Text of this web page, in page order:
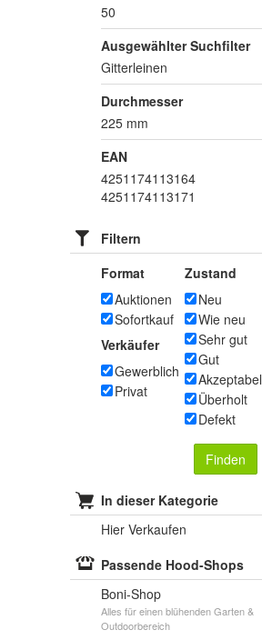
50
Ausgewählter Suchfilter
Gitterleinen
Durchmesser
225 mm
EAN
4251174113164
4251174113171
Filtern
Format
Auktionen
Sofortkauf
Verkäufer
Gewerblich
Privat
Zustand
Neu
Wie neu
Sehr gut
Gut
Akzeptabel
Überholt
Defekt
Finden
In dieser Kategorie
Hier Verkaufen
Passende Hood-Shops
Boni-Shop
Alles für einen blühenden Garten &
Outdoorbereich